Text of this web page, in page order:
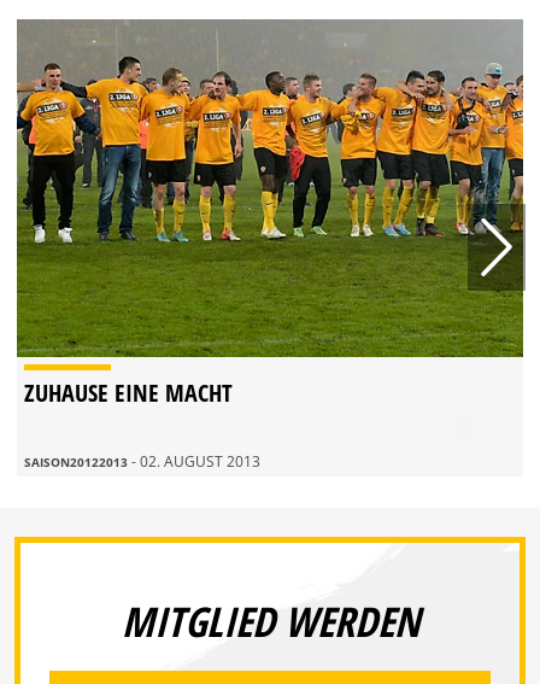
ZUHAUSE EINE MACHT
SAISON20122013 - 02. AUGUST 2013
MITGLIED WERDEN